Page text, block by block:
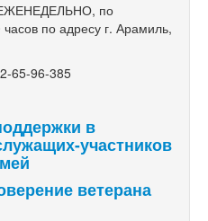
по
по адресу г. Арамиль,
65-96-385
в
участников
ветерана